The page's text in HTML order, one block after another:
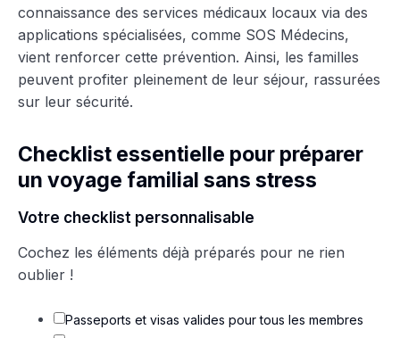
connaissance des services médicaux locaux via des
applications spécialisées, comme SOS Médecins,
vient renforcer cette prévention. Ainsi, les familles
peuvent profiter pleinement de leur séjour, rassurées
sur leur sécurité.
Checklist essentielle pour préparer
un voyage familial sans stress
Votre checklist personnalisable
Cochez les éléments déjà préparés pour ne rien
oublier !
Passeports et visas valides pour tous les membres